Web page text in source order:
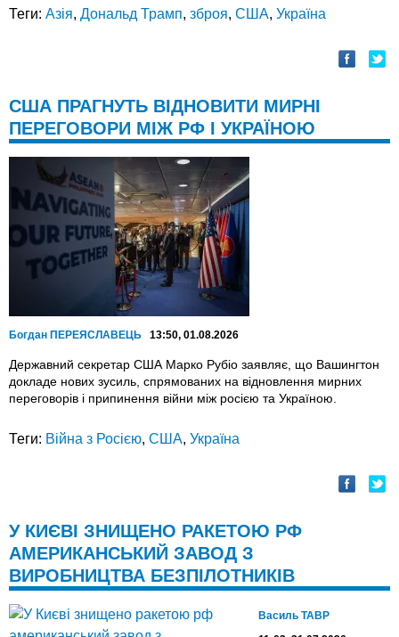
Теги: Азія, Дональд Трамп, зброя, США, Україна
США ПРАГНУТЬ ВІДНОВИТИ МИРНІ
ПЕРЕГОВОРИ МІЖ РФ І УКРАЇНОЮ
Богдан ПЕРЕЯСЛАВЕЦЬ 13:50, 01.08.2026
Державний секретар США Марко Рубіо заявляє, що Вашингтон
докладе нових зусиль, спрямованих на відновлення мирних
переговорів і припинення війни між росією та Україною.
Теги: Війна з Росією, США, Україна
У КИЄВІ ЗНИЩЕНО РАКЕТОЮ РФ
АМЕРИКАНСЬКИЙ ЗАВОД З
ВИРОБНИЦТВА БЕЗПІЛОТНИКІВ
Василь ТАВР